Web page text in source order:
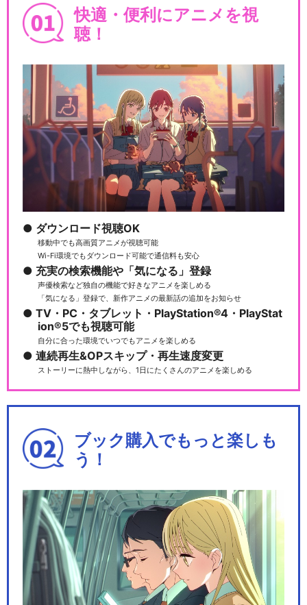
快適・便利にアニメを視
聴！
ダウンロード視聴OK
移動中でも高画質アニメが視聴可能
Wi-Fi環境でもダウンロード可能で通信料も安心
充実の検索機能や「気になる」登録
声優検索など独自の機能で好きなアニメを楽しめる
「気になる」登録で、新作アニメの最新話の追加をお知らせ
TV・PC・タブレット・PlayStation®4・PlayStat
ion®5でも視聴可能
自分に合った環境でいつでもアニメを楽しめる
連続再生&OPスキップ・再生速度変更
ストーリーに熱中しながら、1日にたくさんのアニメを楽しめる
ブック購入でもっと楽しも
う！